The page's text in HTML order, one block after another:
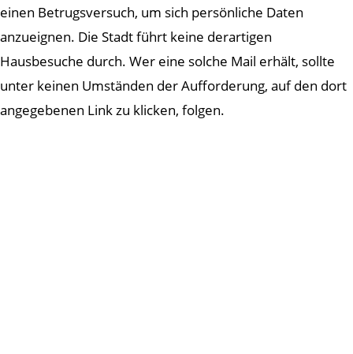
einen Betrugsversuch, um sich persönliche Daten
anzueignen. Die Stadt führt keine derartigen
Hausbesuche durch. Wer eine solche Mail erhält, sollte
unter keinen Umständen der Aufforderung, auf den dort
angegebenen Link zu klicken, folgen.